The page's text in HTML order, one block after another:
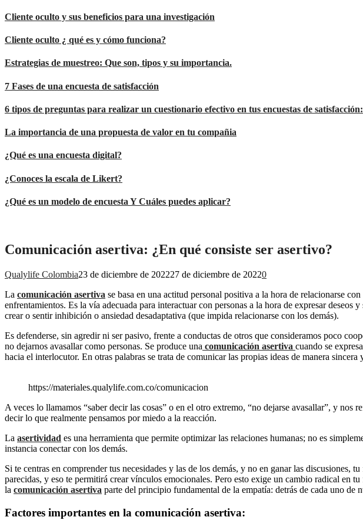
Cliente oculto y sus beneficios para una investigación
Cliente oculto ¿ qué es y cómo funciona?
Estrategias de muestreo: Que son, tipos y su importancia.
7 Fases de una encuesta de satisfacción
6 tipos de preguntas para realizar un cuestionario efectivo en tus encuestas de satisfacción:
La importancia de una propuesta de valor en tu compañia
¿Qué es una encuesta digital?
¿Conoces la escala de Likert?
¿Qué es un modelo de encuesta Y Cuáles puedes aplicar?
Comunicación asertiva: ¿En qué consiste ser asertivo?
Qualylife Colombia23 de diciembre de 202227 de diciembre de 20220
La comunicación asertiva se basa en una actitud personal positiva a la hora de relacionarse
enfrentamientos. Es la vía adecuada para interactuar con personas a la hora de expresar
crear o sentir inhibición o ansiedad desadaptativa (que impida relacionarse con los demás).
Es defenderse, sin agredir ni ser pasivo, frente a conductas de otros que consideramos poco
no dejarnos avasallar como personas. Se produce una comunicación asertiva cuando se
hacia el interlocutor. En otras palabras se trata de comunicar las propias ideas de manera
https://materiales.qualylife.com.co/comunicacion
A veces lo llamamos “saber decir las cosas” o en el otro extremo, “no dejarse avasallar”, y
decir lo que realmente pensamos por miedo a la reacción.
La asertividad es una herramienta que permite optimizar las relaciones humanas; no es
instancia conectar con los demás.
Si te centras en comprender tus necesidades y las de los demás, y no en ganar las discusiones,
parecidas, y eso te permitirá crear vínculos emocionales. Pero esto exige un cambio radical en
la comunicación asertiva parte del principio fundamental de la empatía: detrás de cada uno de
Factores importantes en la comunicación asertiva: